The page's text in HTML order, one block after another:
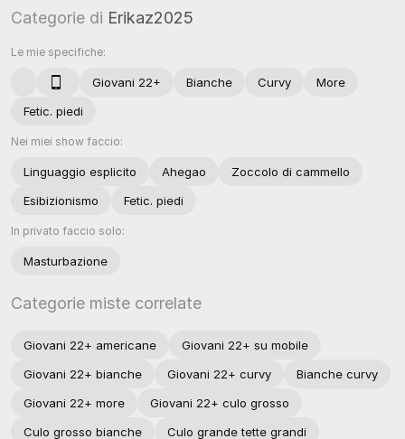
Categorie di Erikaz2025
Le mie specifiche:
Giovani 22+ Bianche Curvy
More
Fetic. piedi
Nei miei show faccio:
Linguaggio esplicito Ahegao
Zoccolo di cammello
Esibizionismo
Fetic. piedi
In privato faccio solo:
Masturbazione
Categorie miste correlate
Giovani 22+ americane
Giovani 22+ su mobile
Giovani 22+ bianche
Giovani 22+ curvy
Bianche curvy
Giovani 22+ more
Giovani 22+ culo grosso
Culo grosso bianche
Culo grande tette grandi